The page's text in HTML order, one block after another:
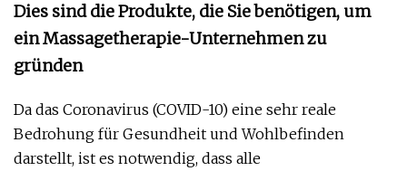
Dies sind die Produkte, die Sie benötigen, um
ein Massagetherapie-Unternehmen zu
gründen
Da das Coronavirus (COVID-10) eine sehr reale
Bedrohung für Gesundheit und Wohlbefinden
darstellt, ist es notwendig, dass alle